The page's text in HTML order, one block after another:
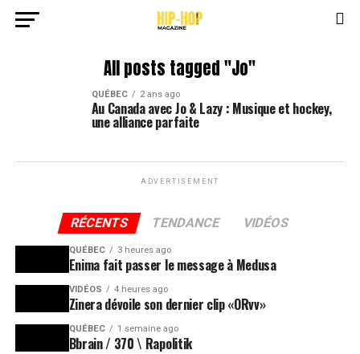
All posts tagged "Jo"
QUÉBEC 2 ans ago
Au Canada avec Jo & Lazy : Musique et hockey,
une alliance parfaite
ADVERTISEMENT
RÉCENTS TENDANCE VIDÉOS
QUÉBEC 3 heures ago
Enima fait passer le message à Medusa
VIDÉOS 4 heures ago
Zinera dévoile son dernier clip «ORvv»
QUÉBEC 1 semaine ago
Bbrain / 370 \ Rapolitik